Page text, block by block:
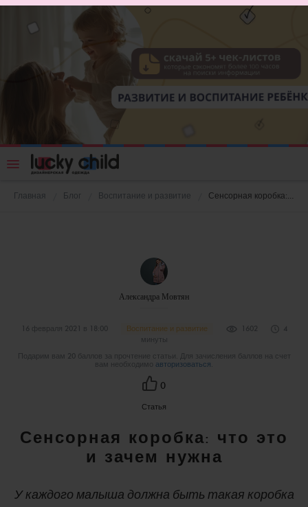
Главная Блог Воспитание и развитие Сенсорная коробка: что это и зачем нужна
Александра Мовтян
16 февраля 2021 в 18:00 Воспитание и развитие 1602
4
минуты
Подарим вам 20 баллов за прочтение статьи. Для зачисления баллов на счет
вам необходимо авторизоваться
0
Статья
Сенсорная коробка: что это
и зачем нужна
У каждого малыша должна быть такая коробка